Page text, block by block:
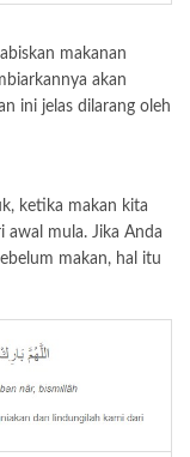
makanan
akan
ini jelas dilarang oleh
ketika makan kita
awal mula. Jika Anda
makan, hal itu